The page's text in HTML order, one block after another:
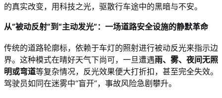
的真实改变，用科技之光，驱散行车途中的黑暗与不安。
从“被动反射”到“主动发光”：一场道路安全设施的静默革命
传统的道路轮廓标，依赖于车灯的照射进行被动反光来指示边
界。这种模式在晴好天气下尚可，一旦遭遇雨、雾、夜间无照
明或弯道等复杂情况，反光效果便大打折扣，甚至完全失效。
驾驶员如同在迷雾中“盲开”，事故风险急剧攀升。